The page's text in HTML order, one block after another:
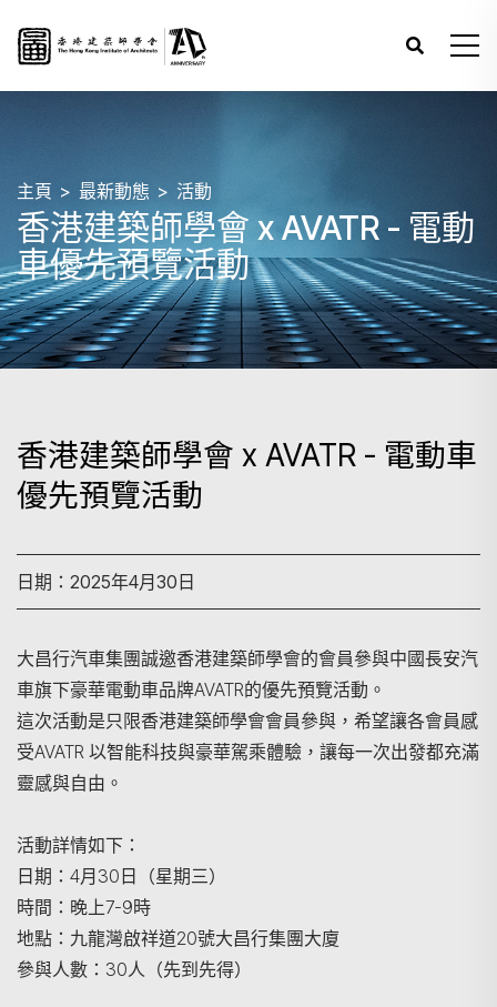
主頁 最新動態 活動
香港建築師學會 x AVATR - 電動
車優先預覽活動
香港建築師學會 x AVATR - 電動車
優先預覽活動
日期：2025年4月30日
大昌行汽車集團誠邀香港建築師學會的會員參與中國長安汽
車旗下豪華電動車品牌AVATR的優先預覽活動。
這次活動是只限香港建築師學會會員參與，希望讓各會員感
受AVATR 以智能科技與豪華駕乘體驗，讓每一次出發都充滿
靈感與自由。
活動詳情如下：
日期：4月30日（星期三）
時間：晚上7-9時
地點：九龍灣啟祥道20號大昌行集團大廈
參與人數：30人（先到先得）